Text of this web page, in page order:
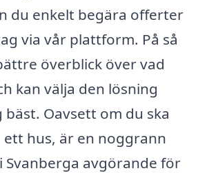
du enkelt begära offerter
via vår plattform. På så
överblick över vad
kan välja den lösning
bäst. Oavsett om du ska
ett hus, är en noggrann
Svanberga avgörande för